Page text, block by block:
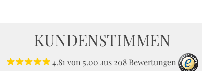
KUNDENSTIMMEN
4.81 von 5.00 aus 208 Bewertungen